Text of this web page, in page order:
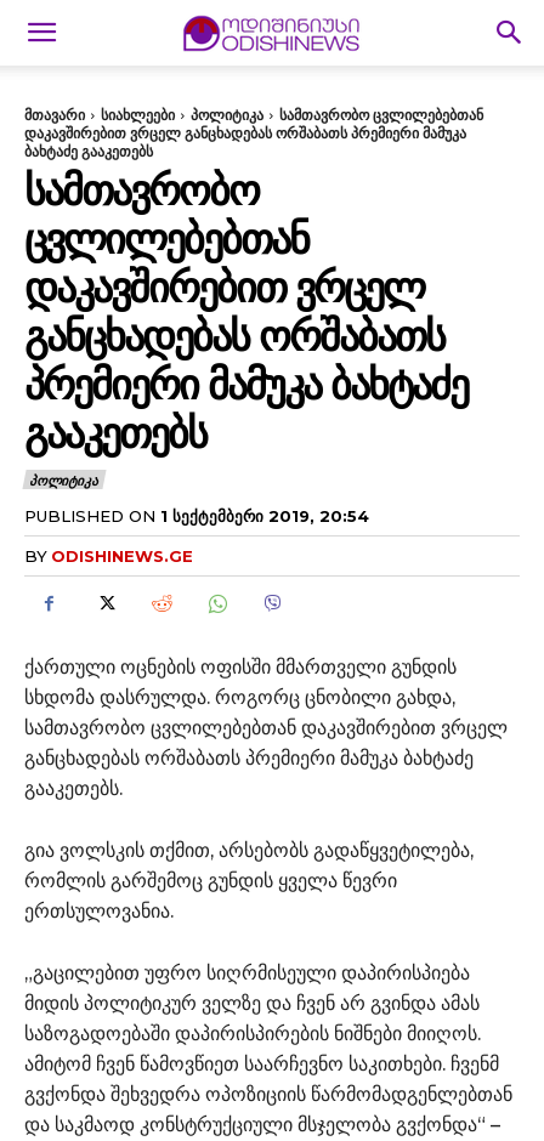
მთავარი სიახლეები პოლიტიკა
სამთავრობო ცვლილებებთან
დაკავშირებით ვრცელ განცხადებას ორშაბათს პრემიერი მამუკა
ბახტაძე გააკეთებს
ᲡᲐᲛᲗᲐᲕᲠᲝᲑᲝ
ᲪᲕᲚᲘᲚᲔᲑᲔᲑᲗᲐᲜ
ᲓᲐᲙᲐᲕᲨᲘᲠᲔᲑᲘᲗ ᲕᲠᲪᲔᲚ
ᲒᲐᲜᲪᲮᲐᲓᲔᲑᲐᲡ ᲝᲠᲨᲐᲑᲐᲗᲡ
ᲞᲠᲔᲛᲘᲔᲠᲘ ᲛᲐᲛᲣᲙᲐ ᲑᲐᲮᲢᲐᲫᲔ
ᲒᲐᲐᲙᲔᲗᲔᲑᲡ
ᲞᲝᲚᲘᲢᲘᲙᲐ
PUBLISHED ON 1 ᲡᲔᲥᲢᲔᲛᲑᲔᲠᲘ 2019, 20:54
BY ODISHINEWS.GE
ქართული ოცნების ოფისში მმართველი გუნდის
სხდომა დასრულდა. როგორც ცნობილი გახდა,
სამთავრობო ცვლილებებთან დაკავშირებით ვრცელ
განცხადებას ორშაბათს პრემიერი მამუკა ბახტაძე
გააკეთებს.
გია ვოლსკის თქმით, არსებობს გადაწყვეტილება,
რომლის გარშემოც გუნდის ყველა წევრი
ერთსულოვანია.
„გაცილებით უფრო სიღრმისეული დაპირისპიება
მიდის პოლიტიკურ ველზე და ჩვენ არ გვინდა ამას
საზოგადოებაში დაპირისპირების ნიშნები მიიღოს.
ამიტომ ჩვენ წამოვწიეთ საარჩევნო საკითხები. ჩვენმ
გვქონდა შეხვედრა ოპოზიციის წარმომადგენლებთან
და საკმაოდ კონსტრუქციული მსჯელობა გვქონდა“ –